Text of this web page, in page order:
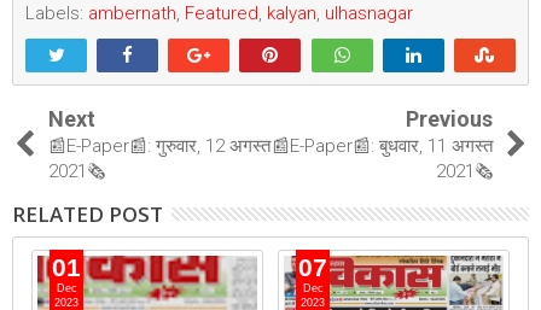
Labels: ambernath, Featured, kalyan, ulhasnagar
Next
📰E-Paper📰: गुरुवार, 12 अगस्त
2021🗞
Previous
📰E-Paper📰: बुधवार, 11 अगस्त
2021🗞
RELATED POST
01
Dec
2023
07
Dec
2023